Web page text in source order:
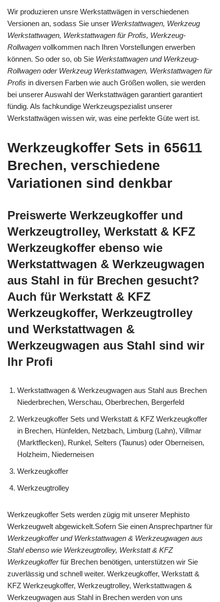
Wir produzieren unsre Werkstattwägen in verschiedenen
Versionen an, sodass Sie unser Werkstattwagen, Werkzeug
Werkstattwagen, Werkstattwagen für Profis, Werkzeug-
Rollwagen vollkommen nach Ihren Vorstellungen erwerben
können. So oder so, ob Sie Werkstattwagen und Werkzeug-
Rollwagen oder Werkzeug Werkstattwagen, Werkstattwagen für
Profis in diversen Farben wie auch Größen wollen, sie werden
bei unserer Auswahl der Werkstattwägen garantiert garantiert
fündig. Als fachkundige Werkzeugspezialist unserer
Werkstattwägen wissen wir, was eine perfekte Güte wert ist.
Werkzeugkoffer Sets in 65611
Brechen, verschiedene
Variationen sind denkbar
Preiswerte Werkzeugkoffer und
Werkzeugtrolley, Werkstatt & KFZ
Werkzeugkoffer ebenso wie
Werkstattwagen & Werkzeugwagen
aus Stahl in für Brechen gesucht?
Auch für Werkstatt & KFZ
Werkzeugkoffer, Werkzeugtrolley
und Werkstattwagen &
Werkzeugwagen aus Stahl sind wir
Ihr Profi
Werkstattwagen & Werkzeugwagen aus Stahl aus Brechen
Niederbrechen, Werschau, Oberbrechen, Bergerfeld
Werkzeugkoffer Sets und Werkstatt & KFZ Werkzeugkoffer
in Brechen, Hünfelden, Netzbach, Limburg (Lahn), Villmar
(Marktflecken), Runkel, Selters (Taunus) oder Oberneisen,
Holzheim, Niederneisen
Werkzeugkoffer
Werkzeugtrolley
Werkzeugkoffer Sets werden zügig mit unserer Mephisto
Werkzeugwelt abgewickelt.Sofern Sie einen Ansprechpartner für
Werkzeugkoffer und Werkstattwagen & Werkzeugwagen aus
Stahl ebenso wie Werkzeugtrolley, Werkstatt & KFZ
Werkzeugkofferfür Brechen benötigen, unterstützen wir Sie
zuverlässig und schnell weiter. Werkzeugkoffer, Werkstatt &
KFZ Werkzeugkoffer, Werkzeugtrolley, Werkstattwagen &
Werkzeugwagen aus Stahl in Brechen werden von uns